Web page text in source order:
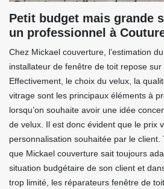
Petit budget mais grande
un professionnel à
Chez Mickael couverture, l’estimation
installateur de fenêtre de toit repose sur
Effectivement, le choix du velux, la
vitrage sont les principaux éléments à
lorsqu’on souhaite avoir une idée
de velux. Il est donc évident que le prix
personnalisation souhaitée par le client.
que Mickael couverture sait toujours
situation budgétaire de son client et
trop limité, les réparateurs fenêtre de